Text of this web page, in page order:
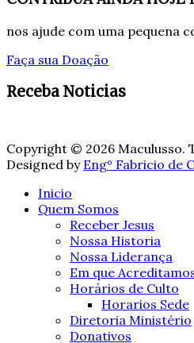
nos ajude com uma pequena
Faça sua Doação
Receba Noticias
Copyright © 2026 Maculusso.
Designed by Engº Fabricio de
Inicio
Quem Somos
Receber Jesus
Nossa Historia
Nossa Liderança
Em que
Horários de Culto
Horarios Sede
Diretoria Ministério
Donativos